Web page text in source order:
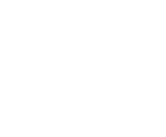
Волосы просто ожили, на фото
ухаживающих средств. Это